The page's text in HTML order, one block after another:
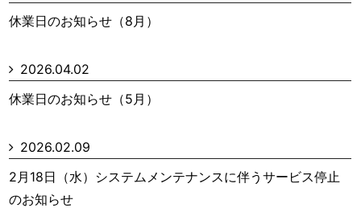
休業日のお知らせ（8月）
2026.04.02
休業日のお知らせ（5月）
2026.02.09
2月18日（水）システムメンテナンスに伴うサービス停止
のお知らせ